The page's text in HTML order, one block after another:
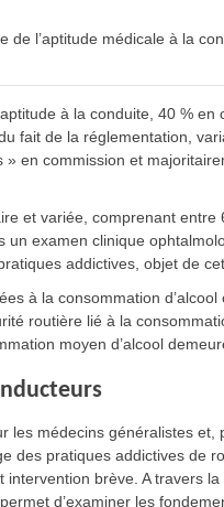
de l’aptitude médicale à la
à la conduite, 40 % en
fait de la réglementation,
en commission et
et variée, comprenant entre
un examen clinique
addictives, objet de
à la consommation d’alcool
routière lié à la
moyen d’alcool
les médecins généralistes et,
des pratiques addictives de
brève. A travers la
d’examiner les